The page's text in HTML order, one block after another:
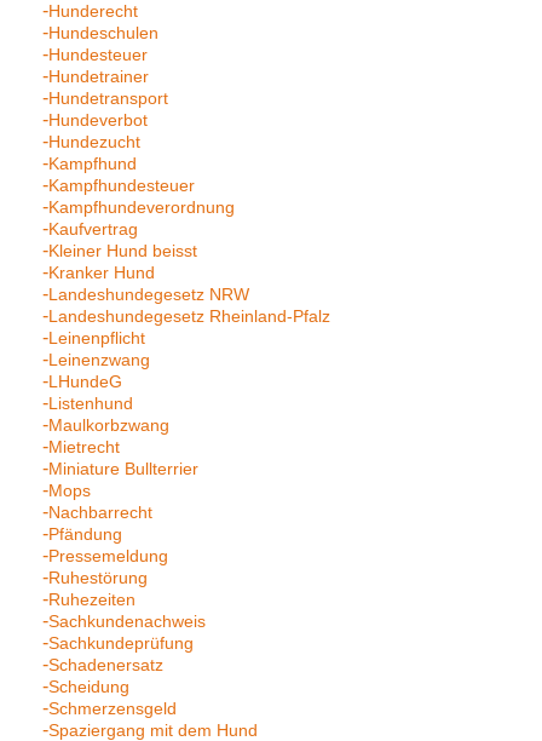
Hunderecht
Hundeschulen
Hundesteuer
Hundetrainer
Hundetransport
Hundeverbot
Hundezucht
Kampfhund
Kampfhundesteuer
Kampfhundeverordnung
Kaufvertrag
Kleiner Hund beisst
Kranker Hund
Landeshundegesetz NRW
Landeshundegesetz Rheinland-Pfalz
Leinenpflicht
Leinenzwang
LHundeG
Listenhund
Maulkorbzwang
Mietrecht
Miniature Bullterrier
Mops
Nachbarrecht
Pfändung
Pressemeldung
Ruhestörung
Ruhezeiten
Sachkundenachweis
Sachkundeprüfung
Schadenersatz
Scheidung
Schmerzensgeld
Spaziergang mit dem Hund